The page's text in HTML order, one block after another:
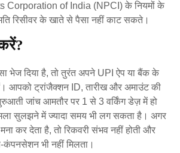
Corporation of India (NPCI) के नियमों के
रिसीवर के खाते से पैसा नहीं काट सकते।
भेज दिया है, तो तुरंत अपने UPI ऐप या बैंक के
आपको ट्रांजैक्शन ID, तारीख और अमाउंट की
जांच आमतौर पर 1 से 3 वर्किंग डेज़ में हो
सुलझने में ज्यादा समय भी लग सकता है। अगर
कर देता है, तो रिकवरी संभव नहीं होती और
कंपनसेशन भी नहीं मिलता।